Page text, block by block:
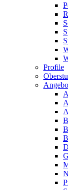
Profile